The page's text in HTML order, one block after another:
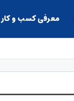
معرفی کسب و کار